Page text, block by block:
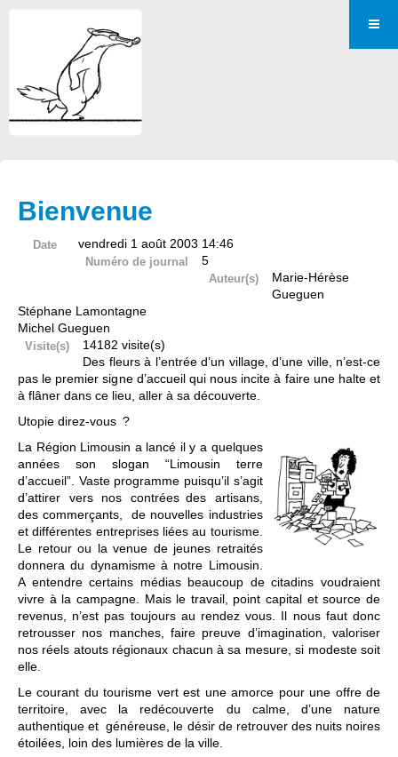
Bienvenue
Date vendredi 1 août 2003 14:46
Numéro de journal 5
Auteur(s)
Marie-Hérèse
Gueguen
Stéphane Lamontagne
Michel Gueguen
Visite(s)
14182 visite(s)
Des fleurs à l’entrée d’un village, d’une ville, n’est-ce
pas le premier signe d’accueil qui nous incite à faire une halte et
à flâner dans ce lieu, aller à sa découverte.
Utopie direz-vous ?
La Région Limousin a lancé il y a quelques
années son slogan “Limousin terre
d’accueil”. Vaste programme puisqu’il s’agit
d’attirer vers nos contrées des artisans,
des commerçants, de nouvelles industries
et différentes entreprises liées au tourisme.
Le retour ou la venue de jeunes retraités
donnera du dynamisme à notre Limousin.
A entendre certains médias beaucoup de citadins voudraient
vivre à la campagne. Mais le travail, point capital et source de
revenus, n’est pas toujours au rendez vous. Il nous faut donc
retrousser nos manches, faire preuve d’imagination, valoriser
nos réels atouts régionaux chacun à sa mesure, si modeste soit
elle.
Le courant du tourisme vert est une amorce pour une offre de
territoire, avec la redécouverte du calme, d’une nature
authentique et généreuse, le désir de retrouver des nuits noires
étoilées, loin des lumières de la ville.